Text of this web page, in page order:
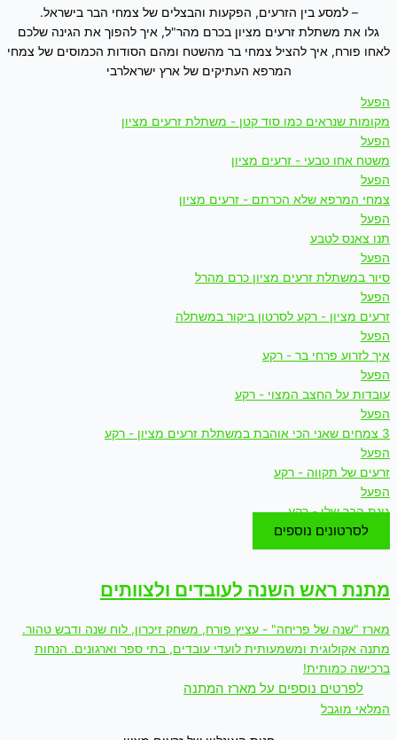
– למסע בין הזרעים, הפקעות והבצלים של צמחי הבר בישראל.
גלו את משתלת זרעים מציון בכרם מהר"ל, איך להפוך את הגינה שלכם
לאחו פורח, איך להציל צמחי בר מהשטח ומהם הסודות הכמוסים של צמחי
המרפא העתיקים של ארץ ישראלרבי
הפעל
מקומות שנראים כמו סוד קטן - משתלת זרעים מציון
הפעל
משטח אחו טבעי - זרעים מציון
הפעל
צמחי המרפא שלא הכרתם - זרעים מציון
הפעל
תנו צאנס לטבע
הפעל
סיור במשתלת זרעים מציון כרם מהרל
הפעל
זרעים מציון - רקע לסרטון ביקור במשתלה
הפעל
איך לזרוע פרחי בר - רקע
הפעל
עובדות על החצב המצוי - רקע
הפעל
3 צמחים שאני הכי אוהבת במשתלת זרעים מציון - רקע
הפעל
זרעים של תקווה - רקע
הפעל
גינת הבר שלי - רקע
לסרטונים נוספים
מתנת ראש השנה לעובדים ולצוותים
מארז "שנה של פריחה" - עציץ פורח, משחק זיכרון, לוח שנה ודבש טהור.
מתנה אקולוגית ומשמעותית לועדי עובדים, בתי ספר וארגונים. הנחות
ברכישה כמותית!
לפרטים נוספים על מארז המתנה
המלאי מוגבל